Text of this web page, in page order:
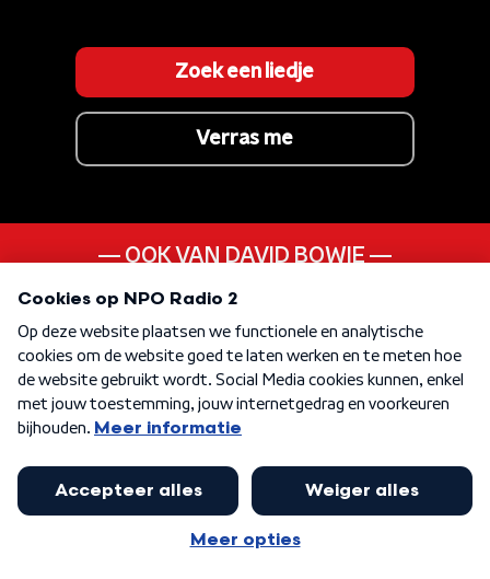
Zoek een liedje
Verras me
OOK VAN DAVID BOWIE
Prettiest Star
ANDER LIEDJE UIT DE
60s
KEN JE DEZE NOG
And It Stoned Me